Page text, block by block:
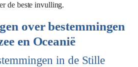
de beste invulling.
over bestemmingen
en Oceanië
in de Stille